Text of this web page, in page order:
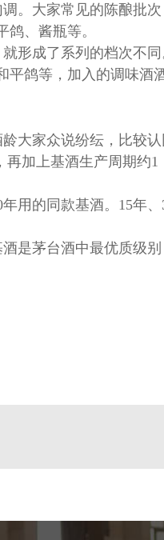
。大家常见的陈酿批次
、酱瓶等。
形成了系列的档次不同
平鸽等，加入的调味酒
大家众说纷纭，比较认
加上基酒生产周期约1
用的同款基酒。15年、
是茅台酒中最优质级别